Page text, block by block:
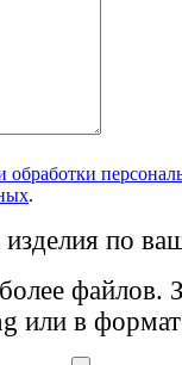
.
по
файлов.
или в